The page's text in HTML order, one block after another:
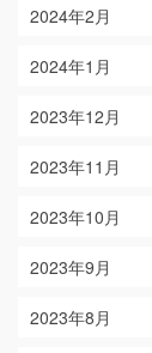
2024年2月
2024年1月
2023年12月
2023年11月
2023年10月
2023年9月
2023年8月